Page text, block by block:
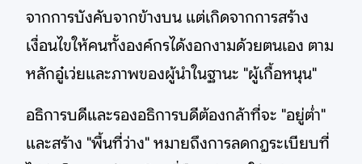
จากการบังคับจากข้างบน แต่เกิดจากการสร้าง
เงื่อนไขให้คนทั้งองค์กรได้งอกงามด้วยตนเอง ตาม
หลักอู๋เว่ยและภาพของผู้นำในฐานะ "ผู้เกื้อหนุน"
อธิการบดีและรองอธิการบดีต้องกล้าที่จะ "อยู่ต่ำ"
และสร้าง "พื้นที่ว่าง" หมายถึงการลดกฎระเบียบที่